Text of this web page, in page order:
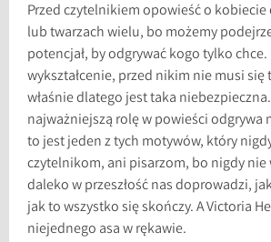
Przed czytelnikiem opowieść o
lub twarzach wielu, bo możemy
potencjał, by odgrywać kogo tylko
wykształcenie, przed nikim nie musi się
właśnie dlatego jest taka
najważniejszą rolę w powieści odgrywa
to jest jeden z tych motywów, który
czytelnikom, ani pisarzom, bo nigdy
daleko w przeszłość nas doprowadzi,
jak to wszystko się skończy. A Victoria
niejednego asa w rękawie.